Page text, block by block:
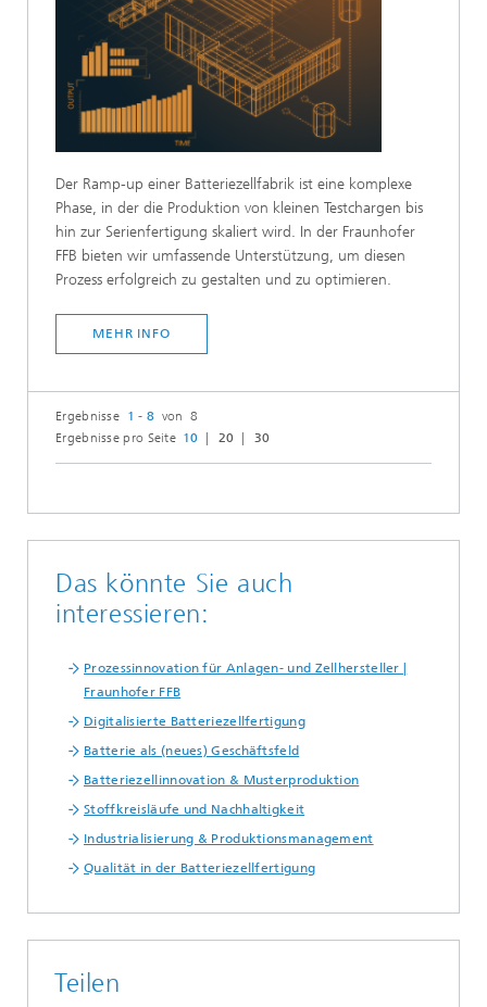
Der Ramp-up einer Batteriezellfabrik ist eine komplexe
Phase, in der die Produktion von kleinen Testchargen bis
hin zur Serienfertigung skaliert wird. In der Fraunhofer
FFB bieten wir umfassende Unterstützung, um diesen
Prozess erfolgreich zu gestalten und zu optimieren.
MEHR INFO
Ergebnisse 1 - 8 von 8
Ergebnisse pro Seite 10 20 30
Das könnte Sie auch
interessieren:
Prozessinnovation für Anlagen- und Zellhersteller |
Fraunhofer FFB
Digitalisierte Batteriezellfertigung
Batterie als (neues) Geschäftsfeld
Batteriezellinnovation & Musterproduktion
Stoffkreisläufe und Nachhaltigkeit
Industrialisierung & Produktionsmanagement
Qualität in der Batteriezellfertigung
Teilen